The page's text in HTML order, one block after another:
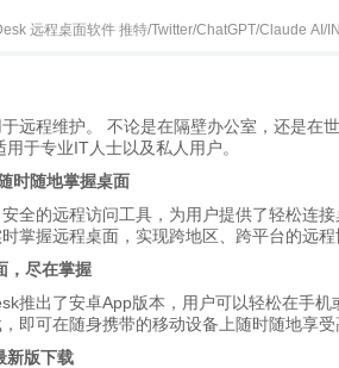
远程桌面软件 推特/Twitter/ChatGPT/Claude AI/
远程维护。 不论是在隔壁办公室，还是在
于专业IT人士以及私人用户。
时随地掌握桌面
全的远程访问工具，为用户提供了轻松连
掌握远程桌面，实现跨地区、跨平台的远程
，尽在掌握
推出了安卓App版本，用户可以轻松在手
即可在随身携带的移动设备上随时随地享受
新版下载